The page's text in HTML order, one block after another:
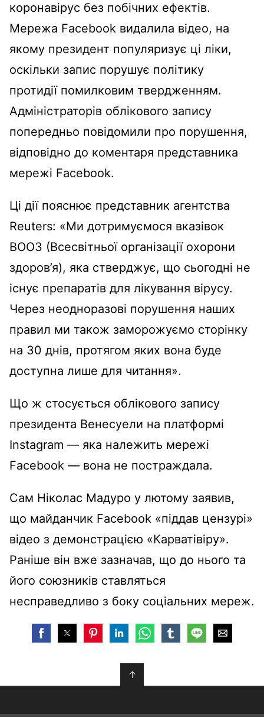
коронавірус без побічних ефектів.
Мережа Facebook видалила відео, на
якому президент популяризує ці ліки,
оскільки запис порушує політику
протидії помилковим твердженням.
Адміністраторів облікового запису
попередньо повідомили про порушення,
відповідно до коментаря представника
мережі Facebook.
Ці дії пояснює представник агентства
Reuters: «Ми дотримуємося вказівок
ВООЗ (Всесвітньої організації охорони
здоров’я), яка стверджує, що сьогодні не
існує препаратів для лікування вірусу.
Через неодноразові порушення наших
правил ми також заморожуємо сторінку
на 30 днів, протягом яких вона буде
доступна лише для читання».
Що ж стосується облікового запису
президента Венесуели на платформі
Instagram — яка належить мережі
Facebook — вона не постраждала.
Сам Ніколас Мадуро у лютому заявив,
що майданчик Facebook «піддав цензурі»
відео з демонстрацією «Карватівіру».
Раніше він вже зазначав, що до нього та
його союзників ставляться
несправедливо з боку соціальних мереж.
↑